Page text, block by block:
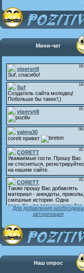
Мини-чат
Для добавления необходима
авторизация
Наш опрос